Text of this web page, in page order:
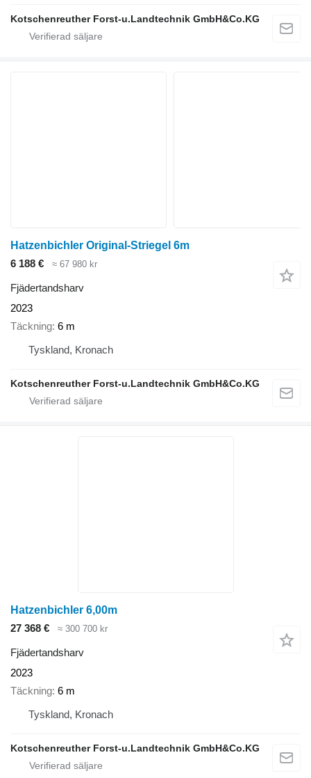
Kotschenreuther Forst-u.Landtechnik GmbH&Co.KG
Hatzenbichler Original-Striegel 6m
6 188 €
≈ 67 980 kr
Fjädertandsharv
2023
Täckning 6 m
Tyskland, Kronach
Kotschenreuther Forst-u.Landtechnik GmbH&Co.KG
Hatzenbichler 6,00m
27 368 €
≈ 300 700 kr
Fjädertandsharv
2023
Täckning 6 m
Tyskland, Kronach
Kotschenreuther Forst-u.Landtechnik GmbH&Co.KG